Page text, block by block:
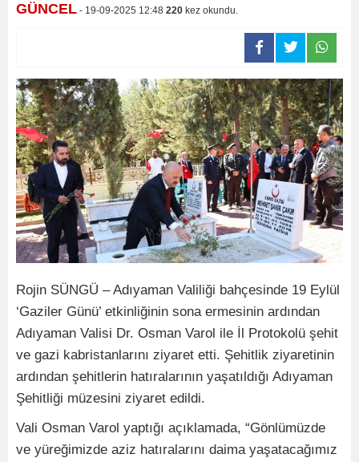
GÜNCEL - 19-09-2025 12:48 220 kez okundu.
Rojin SÜNGÜ – Adıyaman Valiliği bahçesinde 19 Eylül
‘Gaziler Günü’ etkinliğinin sona ermesinin ardından
Adıyaman Valisi Dr. Osman Varol ile İl Protokolü şehit
ve gazi kabristanlarını ziyaret etti. Şehitlik ziyaretinin
ardından şehitlerin hatıralarının yaşatıldığı Adıyaman
Şehitliği müzesini ziyaret edildi.
Vali Osman Varol yaptığı açıklamada, “Gönlümüzde
ve yüreğimizde aziz hatıralarını daima yaşatacağımız